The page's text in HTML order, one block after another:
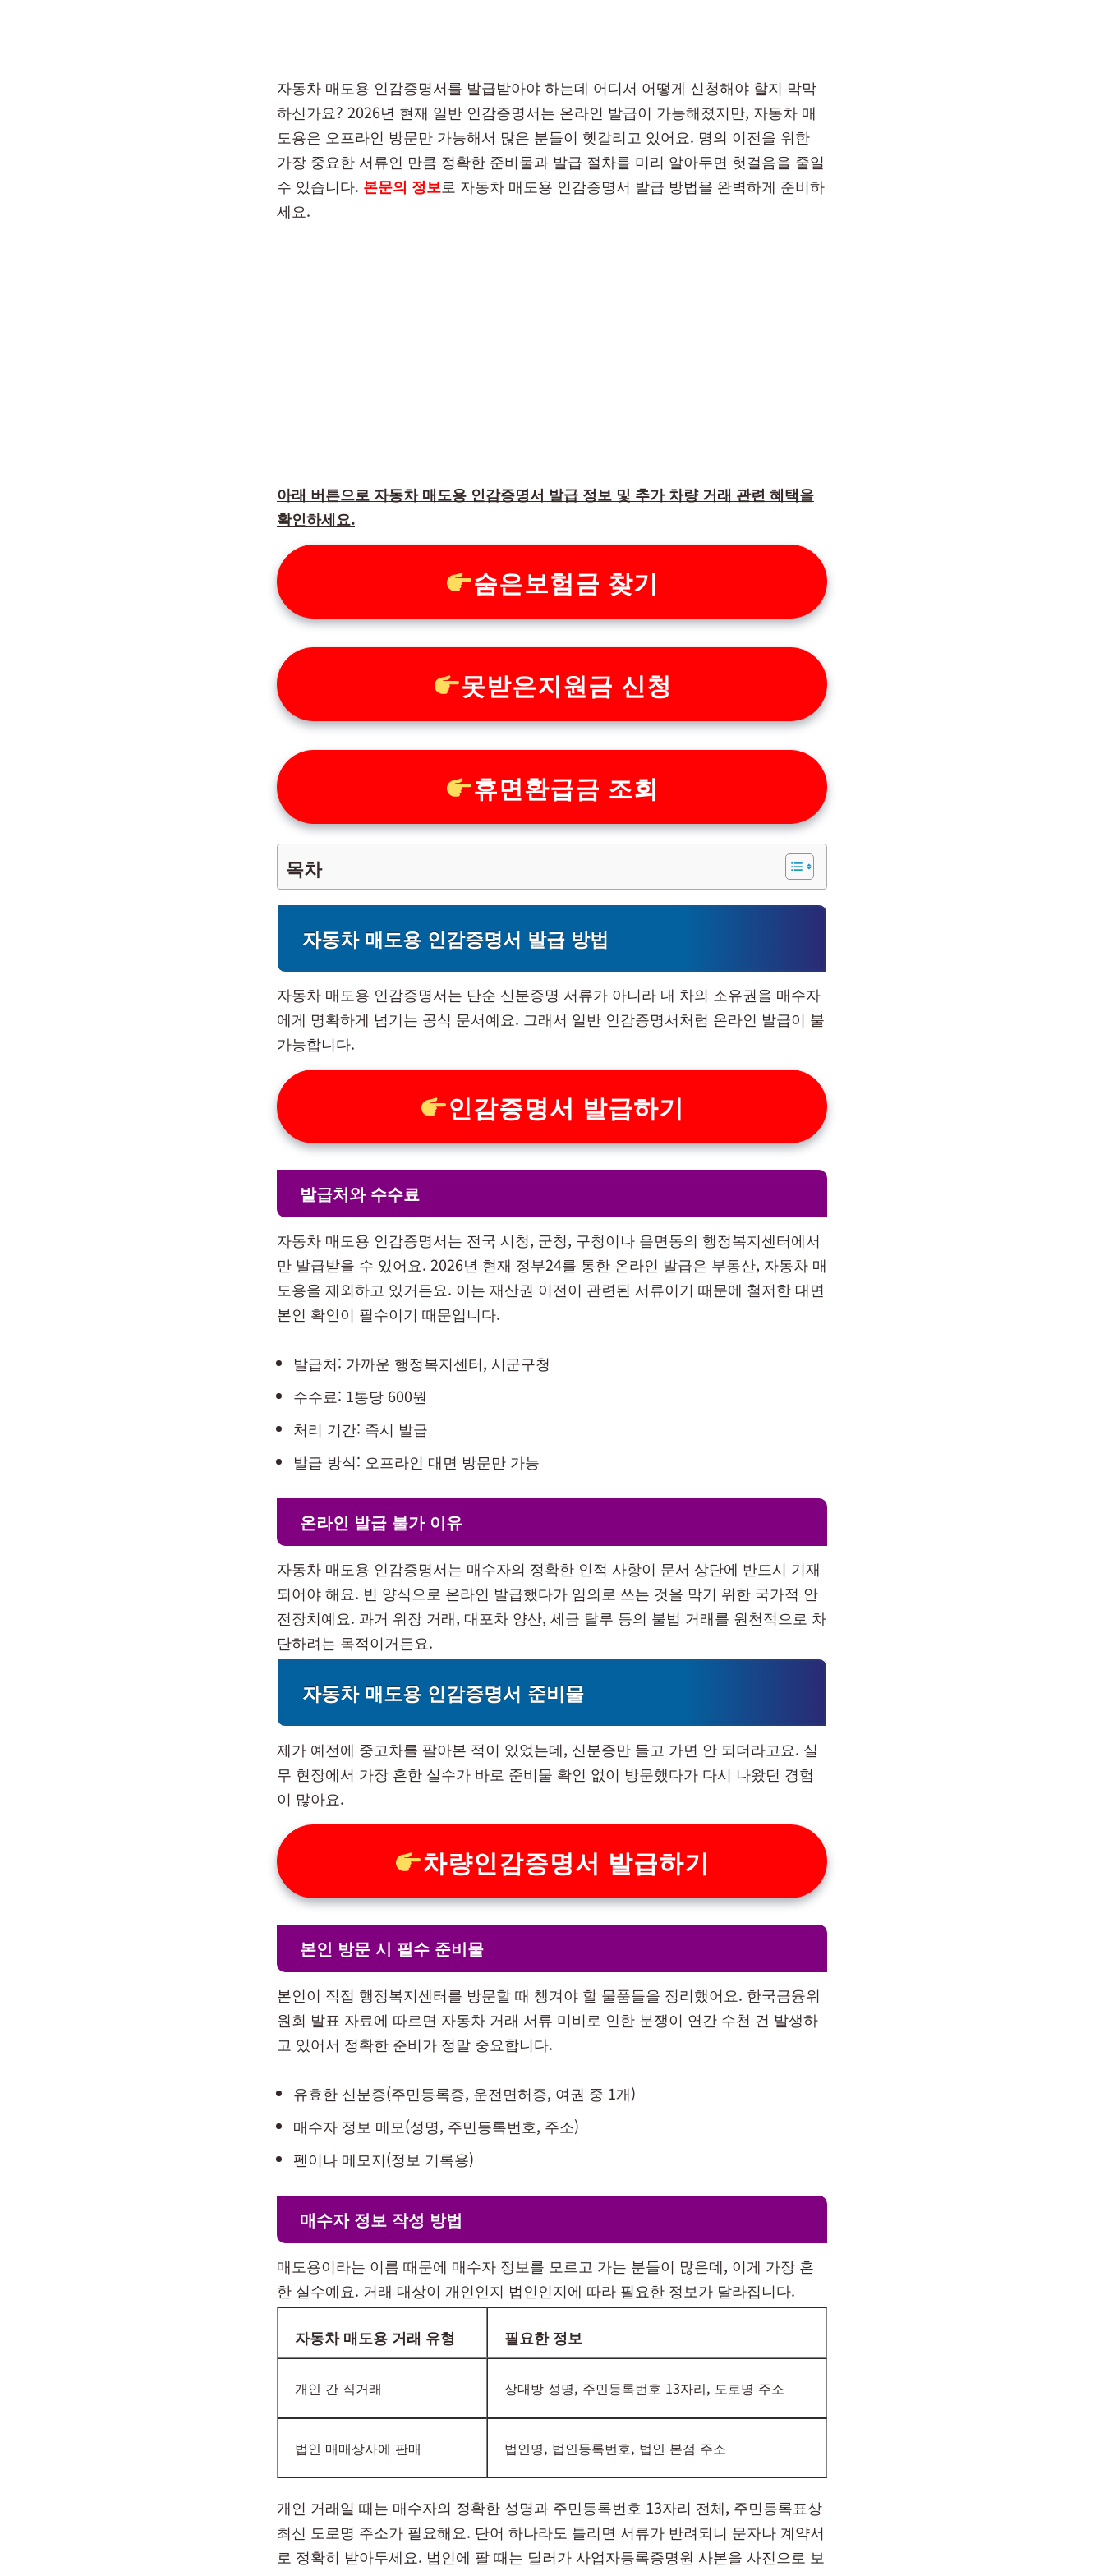
자동차 매도용 인감증명서를 발급받아야 하는데 어디서 어떻게 신청해야 할지 막막
하신가요? 2026년 현재 일반 인감증명서는 온라인 발급이 가능해졌지만, 자동차 매
도용은 오프라인 방문만 가능해서 많은 분들이 헷갈리고 있어요. 명의 이전을 위한
가장 중요한 서류인 만큼 정확한 준비물과 발급 절차를 미리 알아두면 헛걸음을 줄일
수 있습니다. 본문의 정보로 자동차 매도용 인감증명서 발급 방법을 완벽하게 준비하
세요.
아래 버튼으로 자동차 매도용 인감증명서 발급 정보 및 추가 차량 거래 관련 혜택을
확인하세요.
숨은보험금 찾기
못받은지원금 신청
휴면환급금 조회
목차
자동차 매도용 인감증명서 발급 방법
자동차 매도용 인감증명서는 단순 신분증명 서류가 아니라 내 차의 소유권을 매수자
에게 명확하게 넘기는 공식 문서예요. 그래서 일반 인감증명서처럼 온라인 발급이 불
가능합니다.
인감증명서 발급하기
발급처와 수수료
자동차 매도용 인감증명서는 전국 시청, 군청, 구청이나 읍면동의 행정복지센터에서
만 발급받을 수 있어요. 2026년 현재 정부24를 통한 온라인 발급은 부동산, 자동차 매
도용을 제외하고 있거든요. 이는 재산권 이전이 관련된 서류이기 때문에 철저한 대면
본인 확인이 필수이기 때문입니다.
발급처: 가까운 행정복지센터, 시군구청
수수료: 1통당 600원
처리 기간: 즉시 발급
발급 방식: 오프라인 대면 방문만 가능
온라인 발급 불가 이유
자동차 매도용 인감증명서는 매수자의 정확한 인적 사항이 문서 상단에 반드시 기재
되어야 해요. 빈 양식으로 온라인 발급했다가 임의로 쓰는 것을 막기 위한 국가적 안
전장치예요. 과거 위장 거래, 대포차 양산, 세금 탈루 등의 불법 거래를 원천적으로 차
단하려는 목적이거든요.
자동차 매도용 인감증명서 준비물
제가 예전에 중고차를 팔아본 적이 있었는데, 신분증만 들고 가면 안 되더라고요. 실
무 현장에서 가장 흔한 실수가 바로 준비물 확인 없이 방문했다가 다시 나왔던 경험
이 많아요.
차량인감증명서 발급하기
본인 방문 시 필수 준비물
본인이 직접 행정복지센터를 방문할 때 챙겨야 할 물품들을 정리했어요. 한국금융위
원회 발표 자료에 따르면 자동차 거래 서류 미비로 인한 분쟁이 연간 수천 건 발생하
고 있어서 정확한 준비가 정말 중요합니다.
유효한 신분증(주민등록증, 운전면허증, 여권 중 1개)
매수자 정보 메모(성명, 주민등록번호, 주소)
펜이나 메모지(정보 기록용)
매수자 정보 작성 방법
매도용이라는 이름 때문에 매수자 정보를 모르고 가는 분들이 많은데, 이게 가장 흔
한 실수예요. 거래 대상이 개인인지 법인인지에 따라 필요한 정보가 달라집니다.
자동차 매도용 거래 유형 필요한 정보
개인 간 직거래 상대방 성명, 주민등록번호 13자리, 도로명 주소
법인 매매상사에 판매 법인명, 법인등록번호, 법인 본점 주소
개인 거래일 때는 매수자의 정확한 성명과 주민등록번호 13자리 전체, 주민등록표상
최신 도로명 주소가 필요해요. 단어 하나라도 틀리면 서류가 반려되니 문자나 계약서
로 정확히 받아두세요. 법인에 팔 때는 딜러가 사업자등록증명원 사본을 사진으로 보